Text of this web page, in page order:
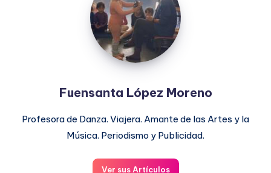
Moreno
Fuensanta López Moreno
Profesora de Danza. Viajera. Amante de las Artes y la
Música. Periodismo y Publicidad.
Ver sus Artículos